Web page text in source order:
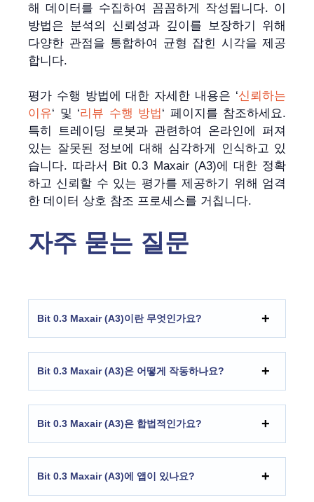
해 데이터를 수집하여 꼼꼼하게 작성됩니다. 이
방법은 분석의 신뢰성과 깊이를 보장하기 위해
다양한 관점을 통합하여 균형 잡힌 시각을 제공
합니다.
평가 수행 방법에 대한 자세한 내용은 ‘신뢰하는
이유‘ 및 ‘리뷰 수행 방법‘ 페이지를 참조하세요.
특히 트레이딩 로봇과 관련하여 온라인에 퍼져
있는 잘못된 정보에 대해 심각하게 인식하고 있
습니다. 따라서 Bit 0.3 Maxair (A3)에 대한 정확
하고 신뢰할 수 있는 평가를 제공하기 위해 엄격
한 데이터 상호 참조 프로세스를 거칩니다.
자주 묻는 질문
Bit 0.3 Maxair (A3)이란 무엇인가요?
Bit 0.3 Maxair (A3)은 어떻게 작동하나요?
Bit 0.3 Maxair (A3)은 합법적인가요?
Bit 0.3 Maxair (A3)에 앱이 있나요?